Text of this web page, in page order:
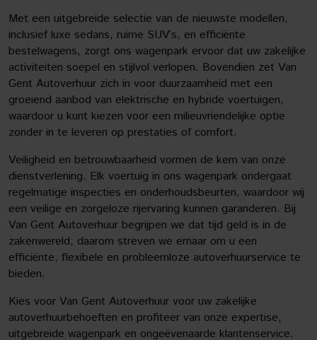
Met een uitgebreide selectie van de nieuwste modellen,
inclusief luxe sedans, ruime SUV’s, en efficiënte
bestelwagens, zorgt ons wagenpark ervoor dat uw zakelijke
activiteiten soepel en stijlvol verlopen. Bovendien zet Van
Gent Autoverhuur zich in voor duurzaamheid met een
groeiend aanbod van elektrische en hybride voertuigen,
waardoor u kunt kiezen voor een milieuvriendelijke optie
zonder in te leveren op prestaties of comfort.
Veiligheid en betrouwbaarheid vormen de kern van onze
dienstverlening. Elk voertuig in ons wagenpark ondergaat
regelmatige inspecties en onderhoudsbeurten, waardoor wij
een veilige en zorgeloze rijervaring kunnen garanderen. Bij
Van Gent Autoverhuur begrijpen we dat tijd geld is in de
zakenwereld; daarom streven we ernaar om u een
efficiënte, flexibele en probleemloze autoverhuurservice te
bieden.
Kies voor Van Gent Autoverhuur voor uw zakelijke
autoverhuurbehoeften en profiteer van onze expertise,
uitgebreide wagenpark en ongeëvenaarde klantenservice.